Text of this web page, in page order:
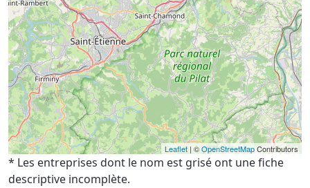
Leaflet | ©OpenStreetMapContributors
* Les entreprises dont le nom est grisé ont une fiche
descriptive incomplète.